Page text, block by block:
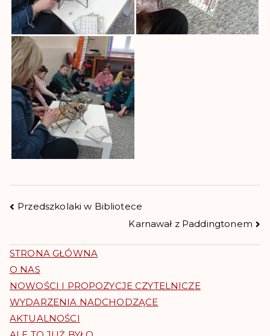
Przedszkolaki w Bibliotece
Karnawał z Paddingtonem
STRONA GŁÓWNA
O NAS
NOWOŚCI I PROPOZYCJE CZYTELNICZE
WYDARZENIA NADCHODZĄCE
AKTUALNOŚCI